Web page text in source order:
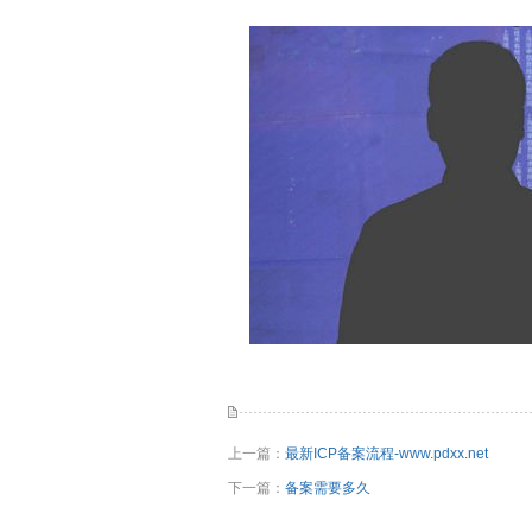
上一篇： 最新ICP备案流程-www.pdxx.net
下一篇： 备案需要多久